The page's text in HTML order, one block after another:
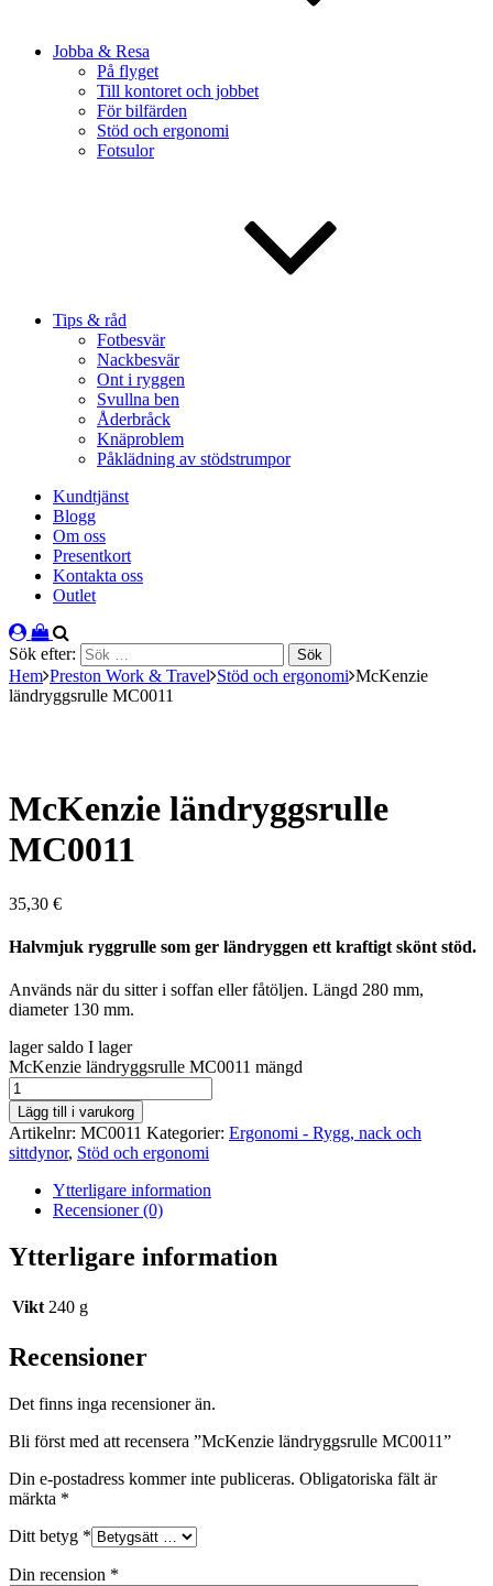
Jobba & Resa
På flyget
Till kontoret och jobbet
För bilfärden
Stöd och ergonomi
Fotsulor
Tips & råd
Fotbesvär
Nackbesvär
Ont i ryggen
Svullna ben
Åderbråck
Knäproblem
Påklädning av stödstrumpor
Kundtjänst
Blogg
Om oss
Presentkort
Kontakta oss
Outlet
Sök efter:
Hem Preston Work & Travel Stöd och ergonomi McKenzie
ländryggsrulle MC0011
McKenzie ländryggsrulle
MC0011
35,30 €
Halvmjuk ryggrulle som ger ländryggen ett kraftigt skönt stöd.
Används när du sitter i soffan eller fåtöljen. Längd 280 mm,
diameter 130 mm.
lager saldo I lager
McKenzie ländryggsrulle MC0011 mängd
Lägg till i varukorg
Artikelnr: MC0011 Kategorier: Ergonomi - Rygg, nack och
sittdynor, Stöd och ergonomi
Ytterligare information
Recensioner (0)
Ytterligare information
Vikt 240 g
Recensioner
Det finns inga recensioner än.
Bli först med att recensera ”McKenzie ländryggsrulle MC0011”
Din e-postadress kommer inte publiceras. Obligatoriska fält är
märkta *
Ditt betyg *
Din recension *